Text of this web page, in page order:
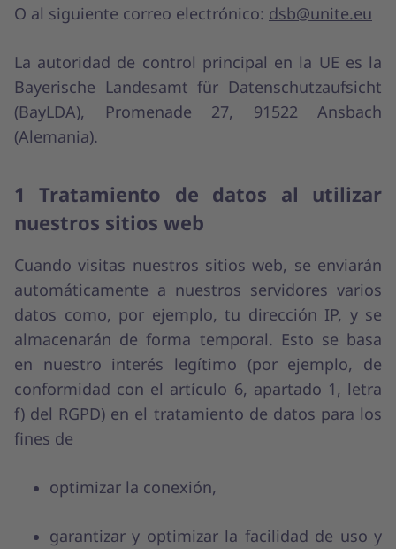
O al siguiente correo electrónico: dsb@unite.eu
La autoridad de control principal en la UE es la
Bayerische Landesamt für Datenschutzaufsicht
(BayLDA), Promenade 27, 91522 Ansbach
(Alemania).
1 Tratamiento de datos al utilizar
nuestros sitios web
Cuando visitas nuestros sitios web, se enviarán
automáticamente a nuestros servidores varios
datos como, por ejemplo, tu dirección IP, y se
almacenarán de forma temporal. Esto se basa
en nuestro interés legítimo (por ejemplo, de
conformidad con el artículo 6, apartado 1, letra
f) del RGPD) en el tratamiento de datos para los
fines de
optimizar la conexión,
garantizar y optimizar la facilidad de uso y